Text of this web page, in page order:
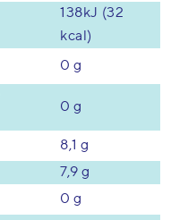
138kJ (32
kcal)
0 g
0 g
8,1 g
7,9 g
0 g